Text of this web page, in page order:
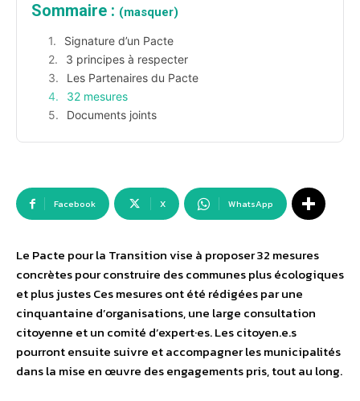
Sommaire : (masquer)
Signature d’un Pacte
3 principes à respecter
Les Partenaires du Pacte
32 mesures
Documents joints
Facebook X WhatsApp
Le Pacte pour la Transition vise à proposer 32 mesures
concrètes pour construire des communes plus écologiques
et plus justes Ces mesures ont été rédigées par une
cinquantaine d’organisations, une large consultation
citoyenne et un comité d’expert·es. Les citoyen.e.s
pourront ensuite suivre et accompagner les municipalités
dans la mise en œuvre des engagements pris, tout au long.